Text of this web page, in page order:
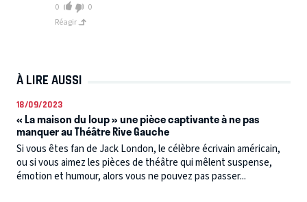
0
0
Réagir
À LIRE AUSSI
18/09/2023
« La maison du loup » une pièce captivante à ne pas
manquer au Théâtre Rive Gauche
Si vous êtes fan de Jack London, le célèbre écrivain américain,
ou si vous aimez les pièces de théâtre qui mêlent suspense,
émotion et humour, alors vous ne pouvez pas passer...